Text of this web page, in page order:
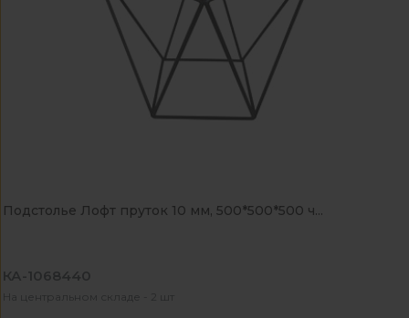
Подстолье Лофт пруток 10 мм, 500*500*500 ч...
КА-1068440
На центральном складе - 2 шт